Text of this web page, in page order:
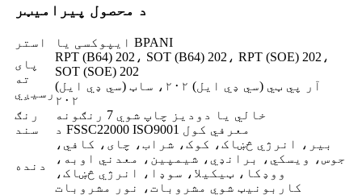
د محصول پیرامیټر
استر
ایپوکسی یا BPANI
پای
ته
رسیږي
RPT (B64) 202، SOT (B64) 202، RPT (SOE) 202،
SOT (SOE) 202
آر پي ټي (سي ډي ايل) ۲۰۲، ساټ (سي ډي ايل)
۲۰۲
رنګ
خالي یا دودیز چاپ شوي 7 رنګونه
سند
د FSSC22000 ISO9001 معرفي کول
دنده
بیر، انرژي څښاک، کوک، شراب، چای، کافي،
جوس، ویسکي، برانډي، شیمپین، معدني اوبه،
ووډکا، ټیکیلا، سوډا، انرژي څښاک،
کاربونیټ شوي مشروبات، نور مشروبات